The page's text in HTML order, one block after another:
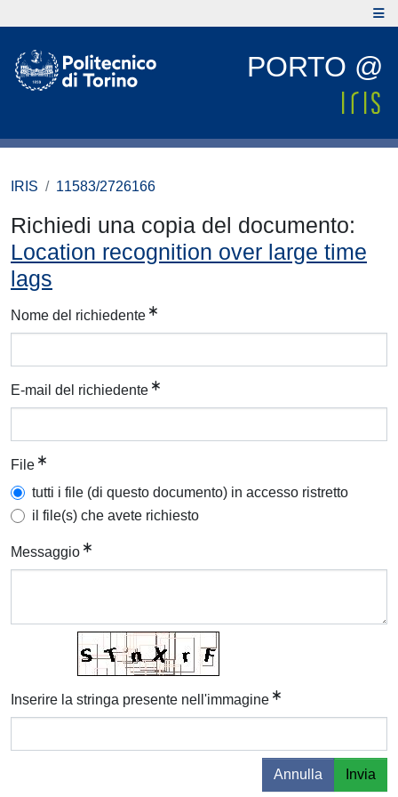
PORTO @
IRIS 11583/2726166
Richiedi una copia del documento:
Location recognition over large time
lags
Nome del richiedente
E-mail del richiedente
File
tutti i file (di questo documento) in accesso ristretto
il file(s) che avete richiesto
Messaggio
Inserire la stringa presente nell'immagine
Annulla Invia